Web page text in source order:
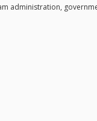
administration,